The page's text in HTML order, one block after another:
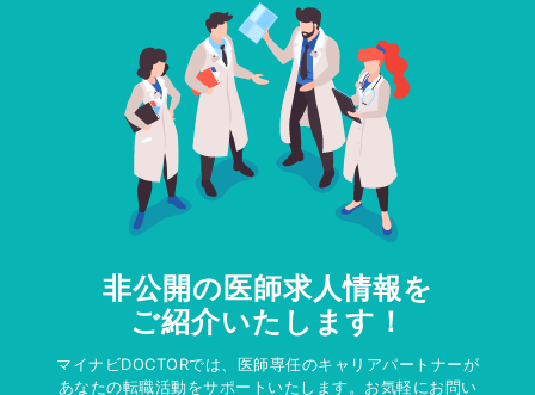
非公開の医師求人情報を
ご紹介いたします！
マイナビDOCTORでは、医師専任のキャリアパートナーが
あなたの転職活動をサポートいたします。お気軽にお問い